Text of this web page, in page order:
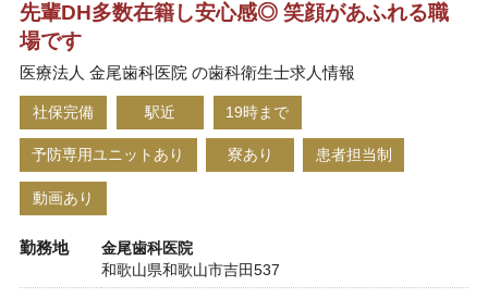
先輩DH多数在籍し安心感◎ 笑顔があふれる職
場です
医療法人 金尾歯科医院 の歯科衛生士求人情報
社保完備 駅近 19時まで
予防専用ユニットあり 寮あり 患者担当制
動画あり
勤務地 金尾歯科医院
和歌山県和歌山市吉田537